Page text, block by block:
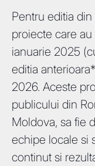
Pentru editia
proiecte care
ianuarie 2025
editia
2026. Aceste
publicului din
Moldova, sa fie
echipe locale si
continut si